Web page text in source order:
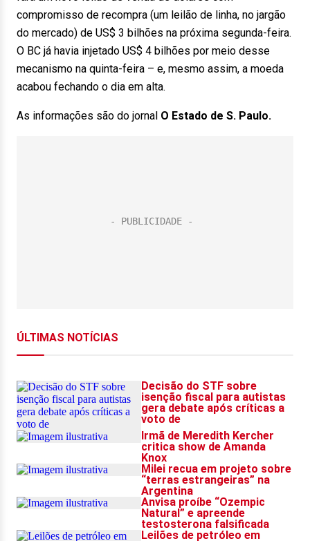
compromisso de recompra (um leilão de linha, no jargão
do mercado) de US$ 3 bilhões na próxima segunda-feira.
O BC já havia injetado US$ 4 bilhões por meio desse
mecanismo na quinta-feira – e, mesmo assim, a moeda
acabou fechando o dia em alta.
As informações são do jornal O Estado de S. Paulo.